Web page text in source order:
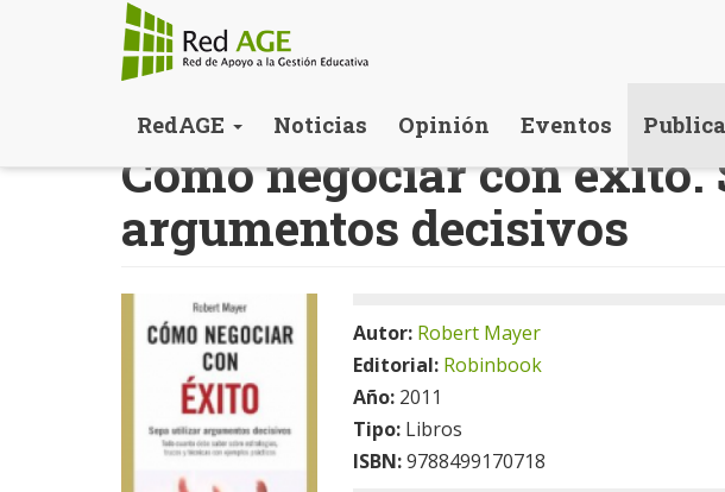
contenido
RedAGE Noticias Opinión Eventos
Cómo negociar con
argumentos decisivos
Autor: Robert Mayer
Editorial: Robinbook
Año: 2011
Tipo: Libros
ISBN:9788499170718